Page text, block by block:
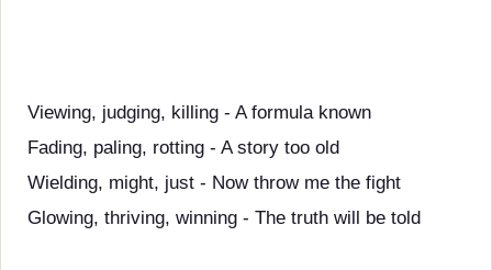
Viewing, judging, killing - A formula known
Fading, paling, rotting - A story too old
Wielding, might, just - Now throw me the fight
Glowing, thriving, winning - The truth will be told